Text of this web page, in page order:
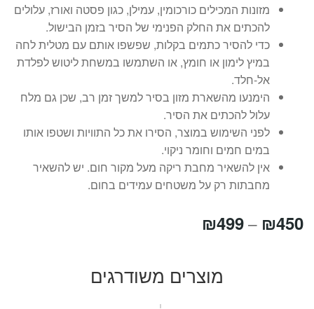
מזונות המכילים כורכומין, עמילן, כגון פסטה ואורז, עלולים
להכתים את החלק הפנימי של הסיר בזמן הבישול.
כדי להסיר כתמים בקלות, שפשפו אותם עם מטלית לחה
במיץ לימון או חומץ, או השתמשו במשחת ליטוש לפלדת
אל-חלד.
הימנעו מהשארת מזון בסיר למשך זמן רב, שכן גם מלח
עלול להכתים את הסיר.
לפני השימוש במוצר, הסירו את כל התוויות ושטפו אותו
במים חמים וחומר ניקוי.
אין להשאיר מחבת ריקה מעל מקור חום. יש להשאיר
מחבתות רק על משטחים עמידים בחום.
₪450
–
₪499
מוצרים משודרגים